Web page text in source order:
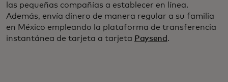
las pequeñas compañías a establecer en línea.
Además, envía dinero de manera regular a su familia
en México empleando la plataforma de transferencia
instantánea de tarjeta a tarjeta Paysend .